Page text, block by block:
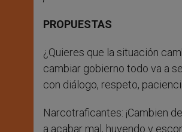
PROPUESTAS
¿Quieres que la situación
cambiar gobierno todo va a
con diálogo, respeto,
Narcotraficantes: ¡Cambien
a acabar mal, huyendo y